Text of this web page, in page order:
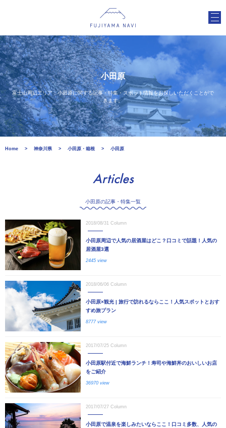
小田原
富士山周辺エリア：小田原に関する記事・特集・スポット情報をお探しいただくことがで
きます。
Home 神奈川県 小田原・箱根 小田原
Articles
小田原の記事・特集一覧
2018/08/31 Column
小田原周辺で人気の居酒屋はどこ？口コミで話題！人気の
居酒屋3選
2445 view
2018/06/06 Column
小田原×観光 | 旅行で訪れるならここ！人気スポットとおす
すめ旅プラン
8777 view
2017/07/25 Column
小田原駅付近で海鮮ランチ！寿司や海鮮丼のおいしいお店
をご紹介
36970 view
2017/07/27 Column
小田原で温泉を楽しみたいならここ！口コミ多数、人気の